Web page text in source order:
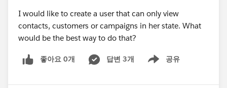
I would like to create a user that can only view
contacts, customers or campaigns in her state. What
would be the best way to do that?
좋아요 0개 답변 3개 공유
Show menu